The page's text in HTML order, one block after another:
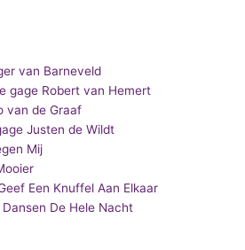
van Barneveld
gage Robert van Hemert
van de Graaf
Justen de Wildt
Mij
Een Knuffel Aan Elkaar
Dansen De Hele Nacht